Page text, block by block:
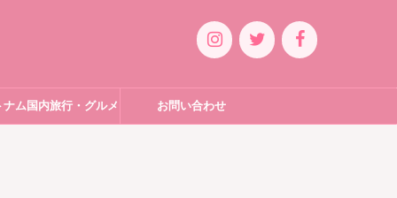
ナム国内旅行・グルメ お問い合わせ